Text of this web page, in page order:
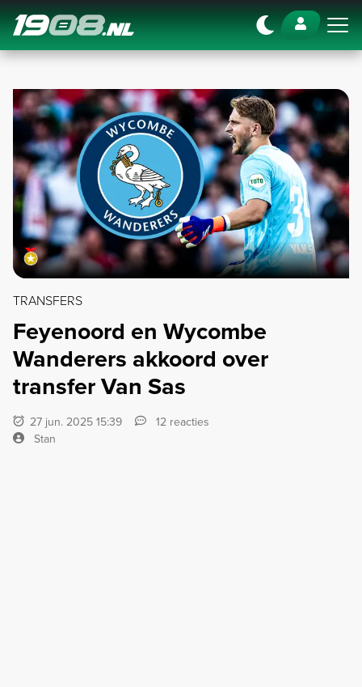
Navigation
TRANSFERS
Feyenoord en Wycombe
Wanderers akkoord over
transfer Van Sas
27 jun. 2025 15:39
12 reacties
Stan